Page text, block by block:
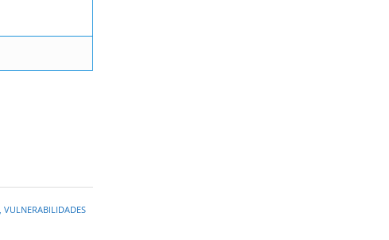
VULNERABILIDADES